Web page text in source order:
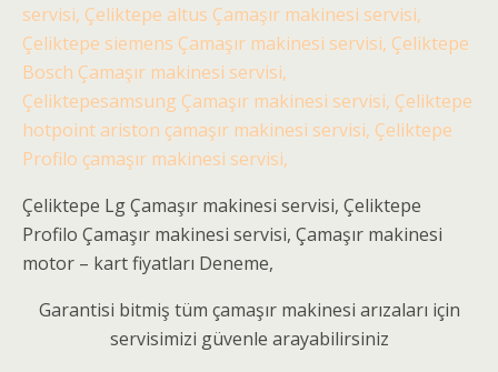
servisi, Çeliktepe altus Çamaşır makinesi servisi,
Çeliktepe siemens Çamaşır makinesi servisi, Çeliktepe
Bosch Çamaşır makinesi servisi,
Çeliktepesamsung Çamaşır makinesi servisi, Çeliktepe
hotpoint ariston çamaşır makinesi servisi, Çeliktepe
Profilo çamaşır makinesi servisi,
Çeliktepe Lg Çamaşır makinesi servisi, Çeliktepe
Profilo Çamaşır makinesi servisi, Çamaşır makinesi
motor – kart fiyatları Deneme,
Garantisi bitmiş tüm çamaşır makinesi arızaları için
servisimizi güvenle arayabilirsiniz